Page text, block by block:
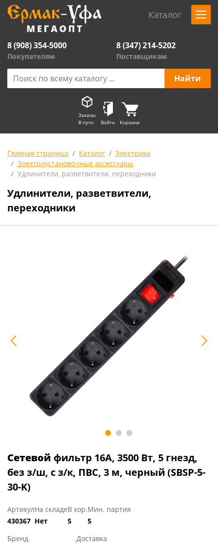
Каталог
8 (908) 354-5000
Покупателям
8 (347) 214-5202
Поставщикам
Заказы
В пути
Войти Корзина
Главная страница Каталог
Электрика
Электроустановочные аксессуары
Удлинители, разветвители, переходники
Удлинители, разветвители,
переходники
Сетевой фильтр 16А, 3500 Вт, 5 гнезд,
без з/ш, с з/к, ПВС, 3 м, черный (SBSP-5-
30-K)
Артикул
430367
На складе
Нет
В кор.
5
Мин. партия
5
Бренд
Доставка